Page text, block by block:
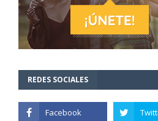
REDES SOCIALES